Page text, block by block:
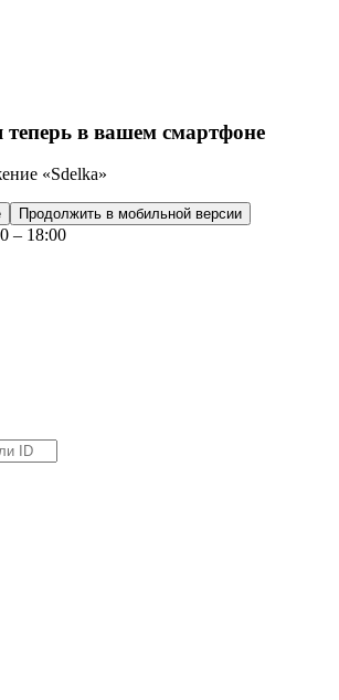
теперь в вашем смартфоне
«Sdelka»
Продолжить в мобильной версии
– 18:00